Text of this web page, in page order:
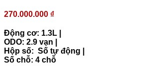
270.000.000 ₫
Động cơ: 1.3L |
ODO: 2.9 vạn |
Hộp số: Số tự động |
Số chỗ: 4 chỗ